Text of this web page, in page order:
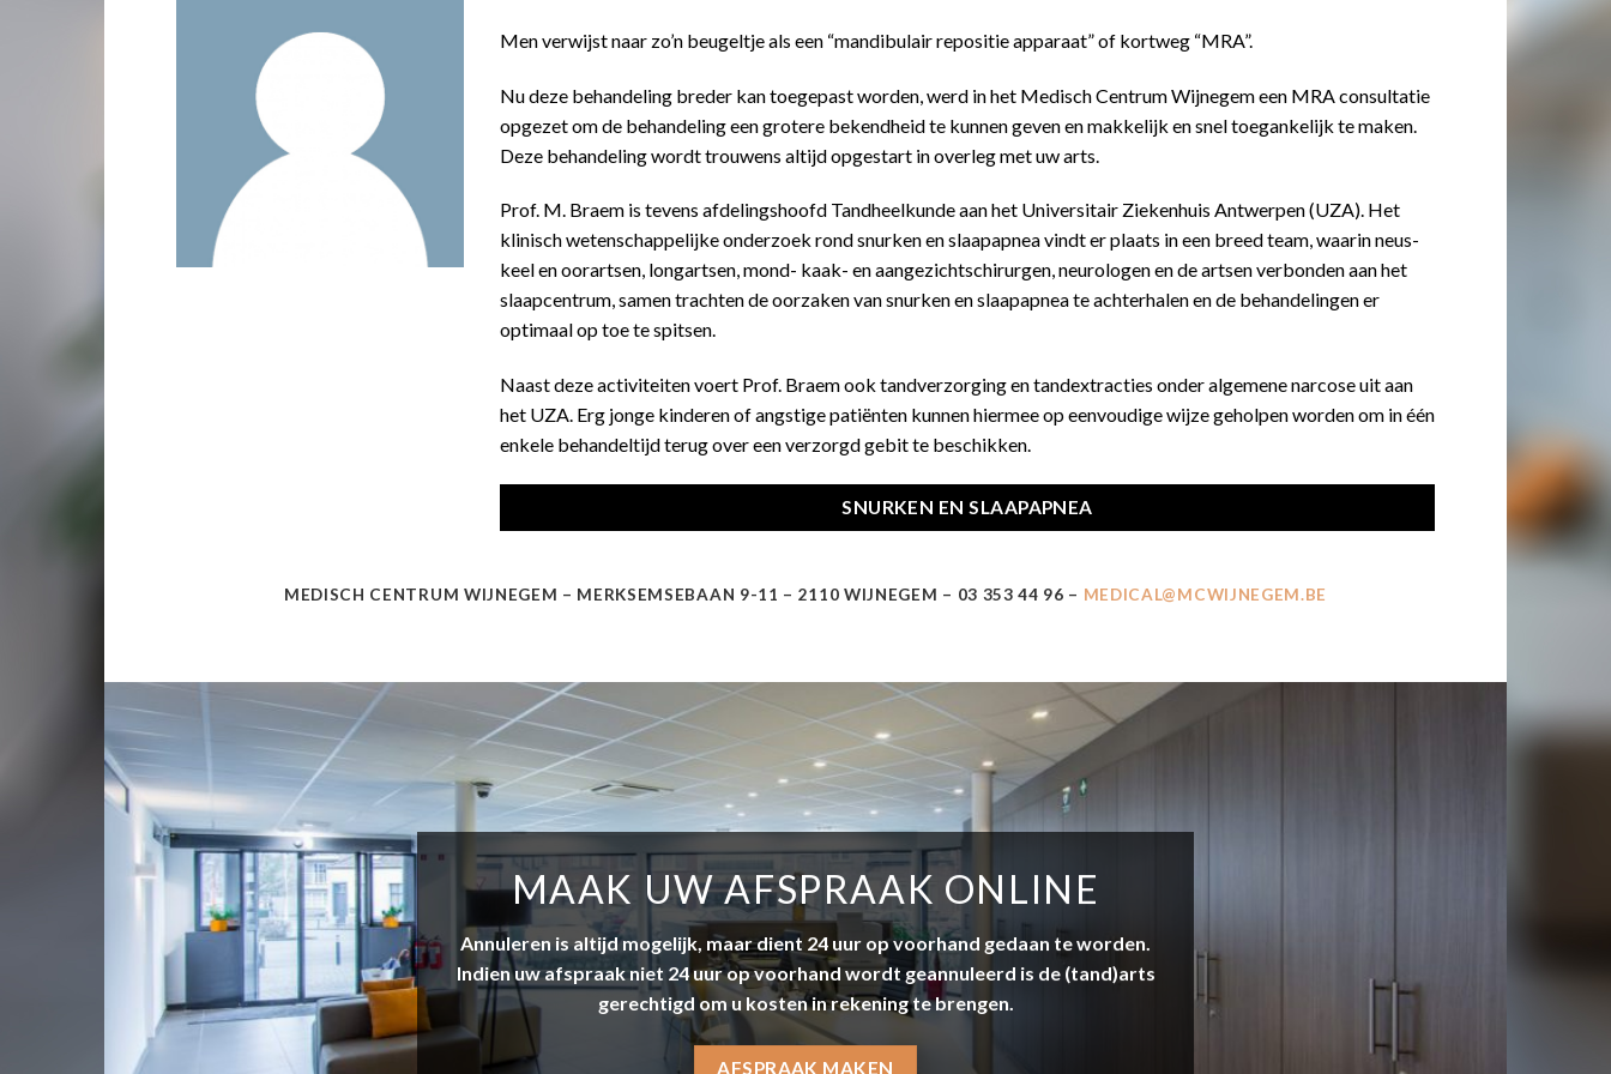
Men verwijst naar zo’n beugeltje als een “mandibulair repositie apparaat” of kortweg “MRA”.
Nu deze behandeling breder kan toegepast worden, werd in het Medisch Centrum Wijnegem een MRA consultatie
opgezet om de behandeling een grotere bekendheid te kunnen geven en makkelijk en snel toegankelijk te maken.
Deze behandeling wordt trouwens altijd opgestart in overleg met uw arts.
Prof. M. Braem is tevens afdelingshoofd Tandheelkunde aan het Universitair Ziekenhuis Antwerpen (UZA). Het
klinisch wetenschappelijke onderzoek rond snurken en slaapapnea vindt er plaats in een breed team, waarin neus-
keel en oorartsen, longartsen, mond- kaak- en aangezichtschirurgen, neurologen en de artsen verbonden aan het
slaapcentrum, samen trachten de oorzaken van snurken en slaapapnea te achterhalen en de behandelingen er
optimaal op toe te spitsen.
Naast deze activiteiten voert Prof. Braem ook tandverzorging en tandextracties onder algemene narcose uit aan
het UZA. Erg jonge kinderen of angstige patiënten kunnen hiermee op eenvoudige wijze geholpen worden om in één
enkele behandeltijd terug over een verzorgd gebit te beschikken.
SNURKEN EN SLAAPAPNEA
MEDISCH CENTRUM WIJNEGEM – MERKSEMSEBAAN 9-11 – 2110 WIJNEGEM – 03 353 44 96 – MEDICAL@MCWIJNEGEM.BE
MAAK UW AFSPRAAK ONLINE
Annuleren is altijd mogelijk, maar dient 24 uur op voorhand gedaan te worden.
Indien uw afspraak niet 24 uur op voorhand wordt geannuleerd is de (tand)arts
gerechtigd om u kosten in rekening te brengen.
AFSPRAAK MAKEN